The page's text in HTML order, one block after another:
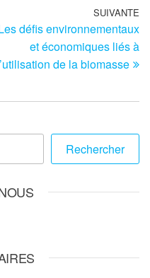
SUIVANTE
défis environnementaux
et économiques liés à
de la biomasse
Rechercher